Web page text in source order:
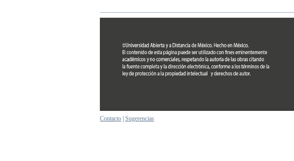
Contacto Sugerencias